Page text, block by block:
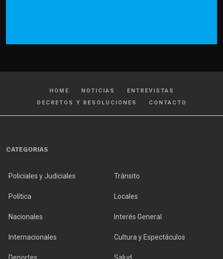
HOME NOTICIAS
ENTREVISTAS
DECRETOS Y RESOLUCIONES
CONTACTO
CATEGORIAS
Policiales y Judiciales Tránsito
Política Locales
Nacionales Interés General
Internacionales Cultura y Espectáculos